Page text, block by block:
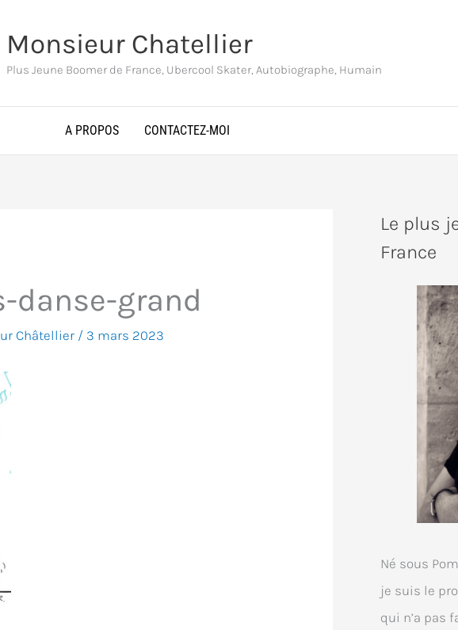
Monsieur Chatellier
Plus Jeune Boomer de France, Ubercool Skater, Autobiographe, Humain
A PROPOS CONTACTEZ-MOI
danse-grand
Châtellier / 3 mars 2023
Le plus
France
Né sous
je suis le
qui n’a pas